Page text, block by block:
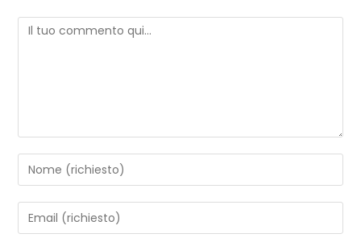
Commento
Inserisci
il
tuo
nome
Inserisci
il